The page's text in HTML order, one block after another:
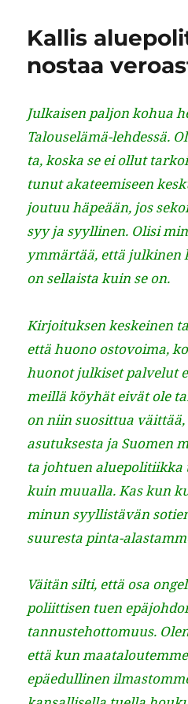
o
o
k
I
n
Kallis
nostaa
Julkaisen paljon kohua
Talouselämä-lehdessä.
ta, kos­ka se ei ollut
tunut aka­teemiseen
joutuu häpeään, jos
syy ja syylli­nen. Olisi
ymmärtää, että julki­nen
on sel­l­aista kuin se on.
Kir­joituk­sen keskeinen
että huono ostovoima,
huonot julkiset palve­lut
meil­lä köy­hät eivät ole
on niin suosit­tua
asu­tuk­ses­ta ja Suomen
ta johtuen
kuin muual­la. Kas kun
min­un syyl­listävän
suures­ta pinta-
Väitän silti, että osa
poli­it­tisen tuen
tan­nuste­hot­to­muus.
että kun
epäedulli­nen